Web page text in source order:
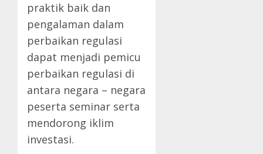
praktik baik dan
pengalaman dalam
perbaikan regulasi
dapat menjadi pemicu
perbaikan regulasi di
antara negara – negara
peserta seminar serta
mendorong iklim
investasi.